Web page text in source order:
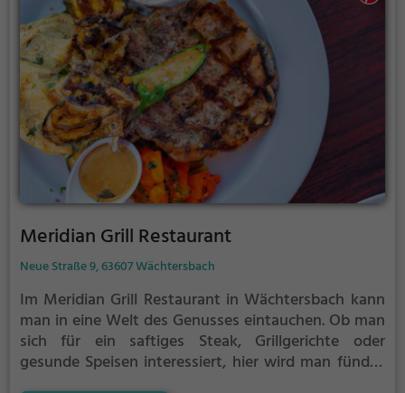
Meridian Grill Restaurant
Neue Straße 9, 63607 Wächtersbach
Im Meridian Grill Restaurant in Wächtersbach kann
man in eine Welt des Genusses eintauchen. Ob man
sich für ein saftiges Steak, Grillgerichte oder
gesunde Speisen interessiert, hier wird man fündig.